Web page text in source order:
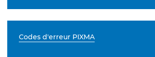
Codes d'erreur PIXMA